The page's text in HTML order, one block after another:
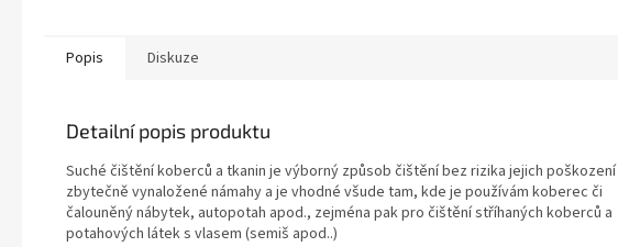
Popis Diskuze
Detailní popis produktu
Suché čištění koberců a tkanin je výborný způsob čištění bez rizika jejich poškození
zbytečně vynaložené námahy a je vhodné všude tam, kde je používám koberec či
čalouněný nábytek, autopotah apod., zejména pak pro čištění stříhaných koberců a
potahových látek s vlasem (semiš apod..)